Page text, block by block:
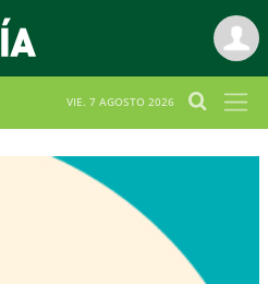
VIE. 7 AGOSTO 2026